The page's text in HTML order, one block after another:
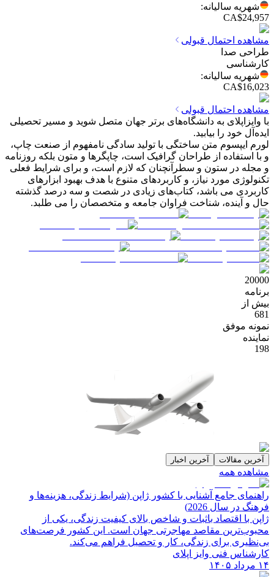
شهریه سالیانه:
CA$24,957
مشاهده احتمال قبولی
طراحی صدا
کارشناسی
شهریه سالیانه:
CA$16,023
مشاهده احتمال قبولی
با وایزاپلای به دانشگاه‌های برتر جهان متصل شوید و مسیر تحصیلی
ایده‌آل خود را بیابید.
لورم ایپسوم متن ساختگی با تولید سادگی نامفهوم از صنعت چاپ،
و با استفاده از طراحان گرافیک است، چاپگرها و متون بلکه روزنامه
و مجله در ستون و سطرآنچنان که لازم است، و برای شرایط فعلی
تکنولوژی مورد نیاز، و کاربردهای متنوع با هدف بهبود ابزارهای
کاربردی می باشد، کتاب‌های زیادی در شصت و سه درصد گذشته
حال و آینده، شناخت فراوان جامعه و متخصصان را می طلبد.
20000
برنامه
بیش از
681
نمونه موفق
نماینده
198
آخرین مقالات آخرین اخبار
مشاهده همه
راهنمای جامع آشنایی با کشور ژاپن (شرایط زندگی، هزینه‌ها و
فرهنگ در سال 2026)
ژاپن با اقتصاد باثبات و شاخص‌ بالای کیفیت زندگی، یکی از
محبوب‌ترین مقاصد مهاجرتی جهان است. این کشور فرصت‌های
بی‌نظیری برای زندگی، کار و تحصیل فراهم می‌کند.
کارشناس فنی وایز اپلای
۱۴ مرداد ۱۴۰۵